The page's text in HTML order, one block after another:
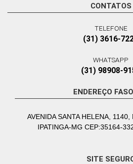
CONTATOS
TELEFONE
(31) 3616-
WHATSAPP
(31) 98908-
ENDEREÇO
AVENIDA SANTA HELENA,
IPATINGA-MG CEP:35164-
SITE